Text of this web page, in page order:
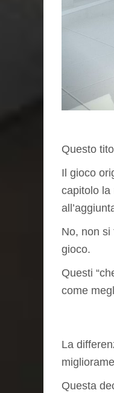
Questo
Il gioco
capitolo la
No, non si
gioco.
Questi
come
La
Questa